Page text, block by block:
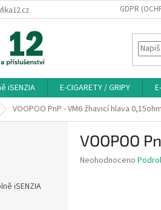
GDPR
iSENZIA E-CIGARETY / GRIPY
VOOPOO PnP - VM6 žhavicí hlava 0,15ohm
iSENZIA
VOOPOO
Průměrné
Neohodnoceno